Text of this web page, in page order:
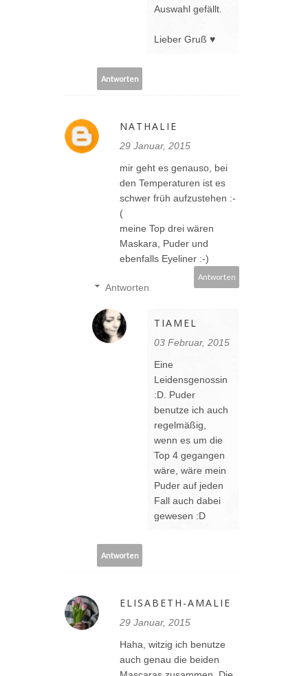
Auswahl gefällt.
Lieber Gruß ♥
Antworten
NATHALIE
29 Januar, 2015
mir geht es genauso, bei
den Temperaturen ist es
schwer früh aufzustehen :-
(
meine Top drei wären
Maskara, Puder und
ebenfalls Eyeliner :-)
Antworten
Antworten
TIAMEL
03 Februar, 2015
Eine
Leidensgenossin
:D. Puder
benutze ich auch
regelmäßig,
wenn es um die
Top 4 gegangen
wäre, wäre mein
Puder auf jeden
Fall auch dabei
gewesen :D
Antworten
ELISABETH-AMALIE
29 Januar, 2015
Haha, witzig ich benutze
auch genau die beiden